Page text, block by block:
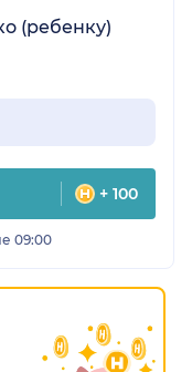
(ребенку)
+ 100
09:00